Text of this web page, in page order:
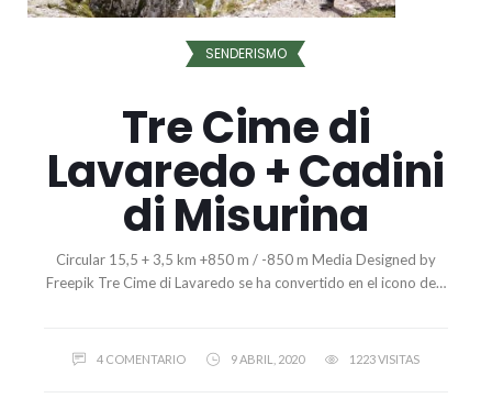
SENDERISMO
Tre Cime di
Lavaredo + Cadini
di Misurina
Circular 15,5 + 3,5 km +850 m / -850 m Media Designed by
Freepik Tre Cime di Lavaredo se ha convertido en el icono de…
4 COMENTARIO 9 ABRIL, 2020 1223 VISITAS